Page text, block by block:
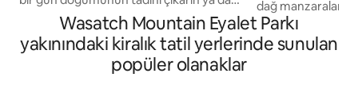
unutulmaz bir gün batımının keyfini
çıkarın. Bu iki katlı özel çatı katı evi, çiftler
veya arkadaşlar (çocuk kabul edilmez)
için mükemmel bir sakin kaçış yeridir.
Gurme kahvaltı seçenekleri, lüks
dağ
yatak odalı, 2,5
döşenmiştir ve
Resort ve Main
Wasatch Mountain Eyalet Parkı
yakınındaki kiralık tatil yerlerinde sunulan
popüler olanaklar